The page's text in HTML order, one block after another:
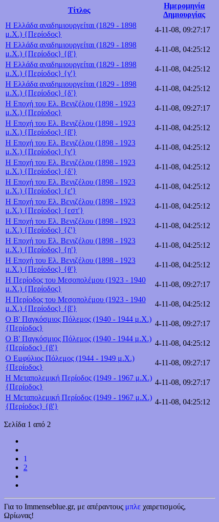
Τίτλος
Ημερομηνία
Δημιουργίας
Η Ελλάδα αναδημιουργείται (1829 - 1898
μ.Χ.) {Περίοδος}
4-11-08, 09:27:17
Η Ελλάδα αναδημιουργείται (1829 - 1898
μ.Χ.) {Περίοδος} {β'}
4-11-08, 04:25:12
Η Ελλάδα αναδημιουργείται (1829 - 1898
μ.Χ.) {Περίοδος} {γ'}
4-11-08, 04:25:12
Η Ελλάδα αναδημιουργείται (1829 - 1898
μ.Χ.) {Περίοδος} {δ'}
4-11-08, 04:25:12
Η Εποχή του Ελ. Βενιζέλου (1898 - 1923
μ.Χ.) {Περίοδος}
4-11-08, 09:27:17
Η Εποχή του Ελ. Βενιζέλου (1898 - 1923
μ.Χ.) {Περίοδος} {β'}
4-11-08, 04:25:12
Η Εποχή του Ελ. Βενιζέλου (1898 - 1923
μ.Χ.) {Περίοδος} {γ'}
4-11-08, 04:25:12
Η Εποχή του Ελ. Βενιζέλου (1898 - 1923
μ.Χ.) {Περίοδος} {δ'}
4-11-08, 04:25:12
Η Εποχή του Ελ. Βενιζέλου (1898 - 1923
μ.Χ.) {Περίοδος} {ε'}
4-11-08, 04:25:12
Η Εποχή του Ελ. Βενιζέλου (1898 - 1923
μ.Χ.) {Περίοδος} {εστ'}
4-11-08, 04:25:12
Η Εποχή του Ελ. Βενιζέλου (1898 - 1923
μ.Χ.) {Περίοδος} {ζ'}
4-11-08, 04:25:12
Η Εποχή του Ελ. Βενιζέλου (1898 - 1923
μ.Χ.) {Περίοδος} {η'}
4-11-08, 04:25:12
Η Εποχή του Ελ. Βενιζέλου (1898 - 1923
μ.Χ.) {Περίοδος} {θ'}
4-11-08, 04:25:12
Η Περίοδος του Μεσοπολέμου (1923 - 1940
μ.Χ.) {Περίοδος}
4-11-08, 09:27:17
Η Περίοδος του Μεσοπολέμου (1923 - 1940
μ.Χ.) {Περίοδος} {β'}
4-11-08, 04:25:12
Ο Β' Παγκόσμιος Πόλεμος (1940 - 1944 μ.Χ.)
{Περίοδος}
4-11-08, 09:27:17
Ο Β' Παγκόσμιος Πόλεμος (1940 - 1944 μ.Χ.)
{Περίοδος} {β'}
4-11-08, 04:25:12
Ο Εμφύλιος Πόλεμος (1944 - 1949 μ.Χ.)
{Περίοδος}
4-11-08, 09:27:17
Η Μεταπολεμική Περίοδος (1949 - 1967 μ.Χ.)
{Περίοδος}
4-11-08, 09:27:17
Η Μεταπολεμική Περίοδος (1949 - 1967 μ.Χ.)
{Περίοδος} {β'}
4-11-08, 04:25:12
Σελίδα 1 από 2
1
2
Για το Immenseblue.gr, με απέραντους μπλε χαιρετισμούς,
Ωρίωνας!